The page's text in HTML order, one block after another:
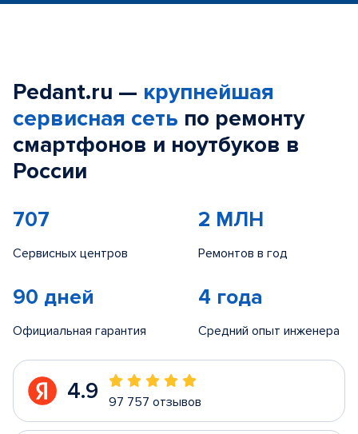
Pedant.ru — крупнейшая
сервисная сеть по ремонту
смартфонов и ноутбуков в
России
707
Сервисных центров
2 МЛН
Ремонтов в год
90 дней
Официальная гарантия
4 года
Средний опыт инженера
4.9 97 757 отзывов